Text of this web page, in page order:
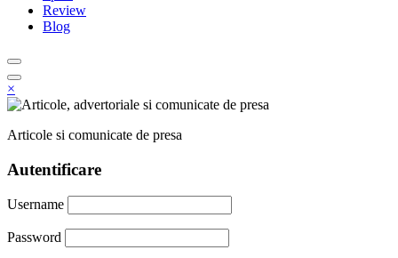
Review
Blog
×
Articole si comunicate de presa
Autentificare
Username
Password